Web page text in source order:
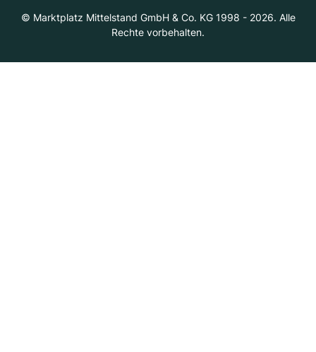
© Marktplatz Mittelstand GmbH & Co. KG 1998 - 2026. Alle
Rechte vorbehalten.